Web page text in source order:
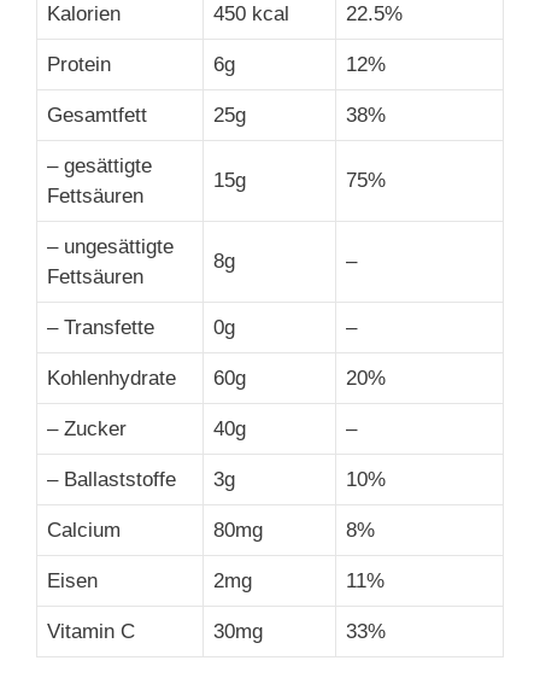
Kalorien 450 kcal 22.5%
Protein 6g 12%
Gesamtfett 25g 38%
– gesättigte
Fettsäuren
15g 75%
– ungesättigte
Fettsäuren
8g –
– Transfette 0g –
Kohlenhydrate 60g 20%
– Zucker 40g –
– Ballaststoffe 3g 10%
Calcium 80mg 8%
Eisen 2mg 11%
Vitamin C 30mg 33%